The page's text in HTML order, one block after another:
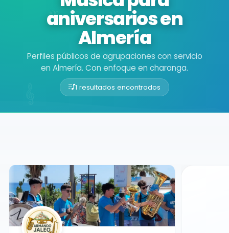
aniversarios en
Almería
Perfiles públicos de agrupaciones con servicio
en Almería. Con enfoque en charanga.
1 resultados encontrados
Buscador de músicos